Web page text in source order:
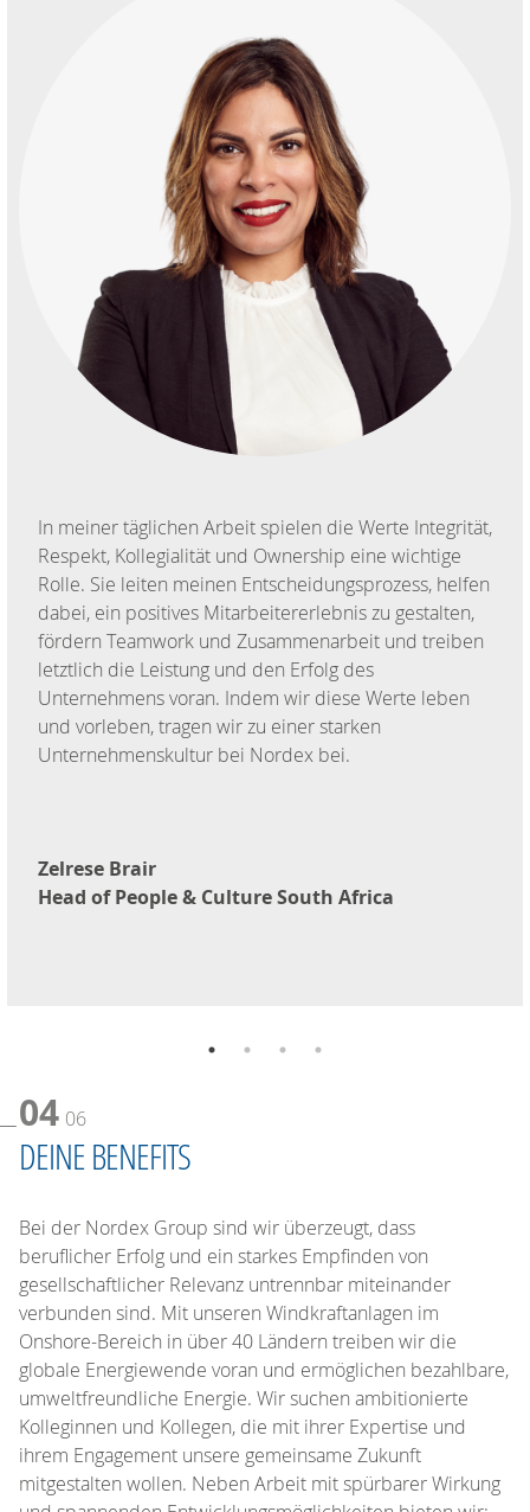
In meiner täglichen Arbeit spielen die Werte Integrität,
Respekt, Kollegialität und Ownership eine wichtige
Rolle. Sie leiten meinen Entscheidungsprozess, helfen
dabei, ein positives Mitarbeitererlebnis zu gestalten,
fördern Teamwork und Zusammenarbeit und treiben
letztlich die Leistung und den Erfolg des
Unternehmens voran. Indem wir diese Werte leben
und vorleben, tragen wir zu einer starken
Unternehmenskultur bei Nordex bei.
Zelrese Brair
Head of People & Culture South Africa
04 06
DEINE BENEFITS
Bei der Nordex Group sind wir überzeugt, dass
beruflicher Erfolg und ein starkes Empfinden von
gesellschaftlicher Relevanz untrennbar miteinander
verbunden sind. Mit unseren Windkraftanlagen im
Onshore-Bereich in über 40 Ländern treiben wir die
globale Energiewende voran und ermöglichen bezahlbare,
umweltfreundliche Energie. Wir suchen ambitionierte
Kolleginnen und Kollegen, die mit ihrer Expertise und
ihrem Engagement unsere gemeinsame Zukunft
mitgestalten wollen. Neben Arbeit mit spürbarer Wirkung